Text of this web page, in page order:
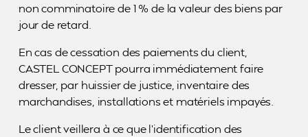
non comminatoire de 1 % de la valeur des biens par
jour de retard.
En cas de cessation des paiements du client,
CASTEL CONCEPT pourra immédiatement faire
dresser, par huissier de justice, inventaire des
marchandises, installations et matériels impayés.
Le client veillera à ce que l’identification des